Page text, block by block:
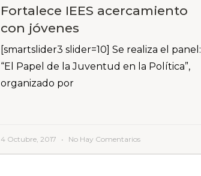
Fortalece IEES acercamiento
con jóvenes
[smartslider3 slider=10] Se realiza el panel:
“El Papel de la Juventud en la Política”,
organizado por
4 Octubre, 2017 No Hay Comentarios